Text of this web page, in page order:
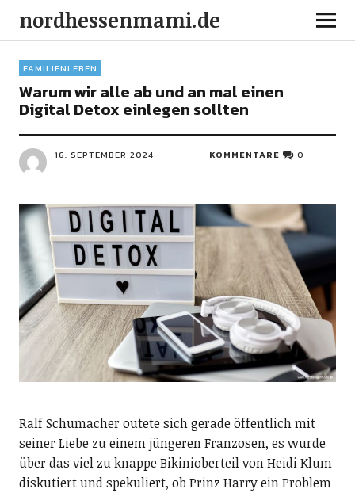
nordhessenmami.de
FAMILIENLEBEN
Warum wir alle ab und an mal einen
Digital Detox einlegen sollten
16. SEPTEMBER 2024 KOMMENTARE 0
Ralf Schumacher outete sich gerade öffentlich mit
seiner Liebe zu einem jüngeren Franzosen, es wurde
über das viel zu knappe Bikinioberteil von Heidi Klum
diskutiert und spekuliert, ob Prinz Harry ein Problem